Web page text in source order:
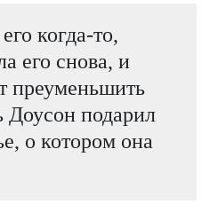
когда-то,
его снова, и
преуменьшить
Доусон подарил
о котором она